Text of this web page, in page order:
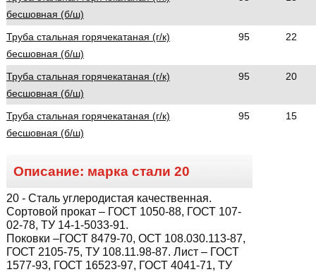
бесшовная (б/ш)
Труба стальная горячекатаная (г/к)
бесшовная (б/ш)
95 22
Труба стальная горячекатаная (г/к)
бесшовная (б/ш)
95 20
Труба стальная горячекатаная (г/к)
бесшовная (б/ш)
95 15
Описание: марка стали 20
20 - Сталь углеродистая качественная.
Сортовой прокат – ГОСТ 1050-88, ГОСТ 107-
02-78, ТУ 14-1-5033-91.
Поковки –ГОСТ 8479-70, ОСТ 108.030.113-87,
ГОСТ 2105-75, ТУ 108.11.98-87. Лист – ГОСТ
1577-93, ГОСТ 16523-97, ГОСТ 4041-71, ТУ